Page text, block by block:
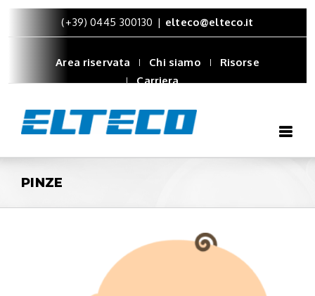
(+39) 0445 300130 | elteco@elteco.it
Area riservata Chi siamo
Risorse
Carriera
PINZE